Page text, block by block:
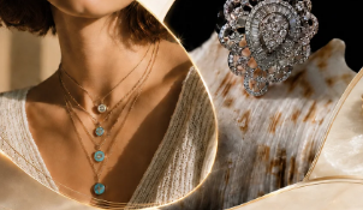
Kenan BAYLAM
e-posta:kenanbaylan@yerelgazete.com.tr
YAZARIN TÜM YAZILARI